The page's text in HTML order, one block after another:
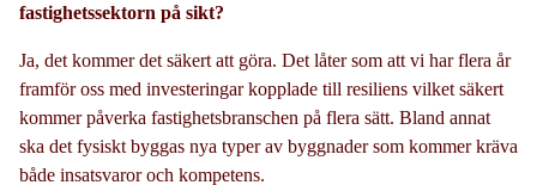
fastighetssektorn på sikt?
Ja, det kommer det säkert att göra. Det låter som att vi har flera år
framför oss med investeringar kopplade till resiliens vilket säkert
kommer påverka fastighetsbranschen på flera sätt. Bland annat
ska det fysiskt byggas nya typer av byggnader som kommer kräva
både insatsvaror och kompetens.